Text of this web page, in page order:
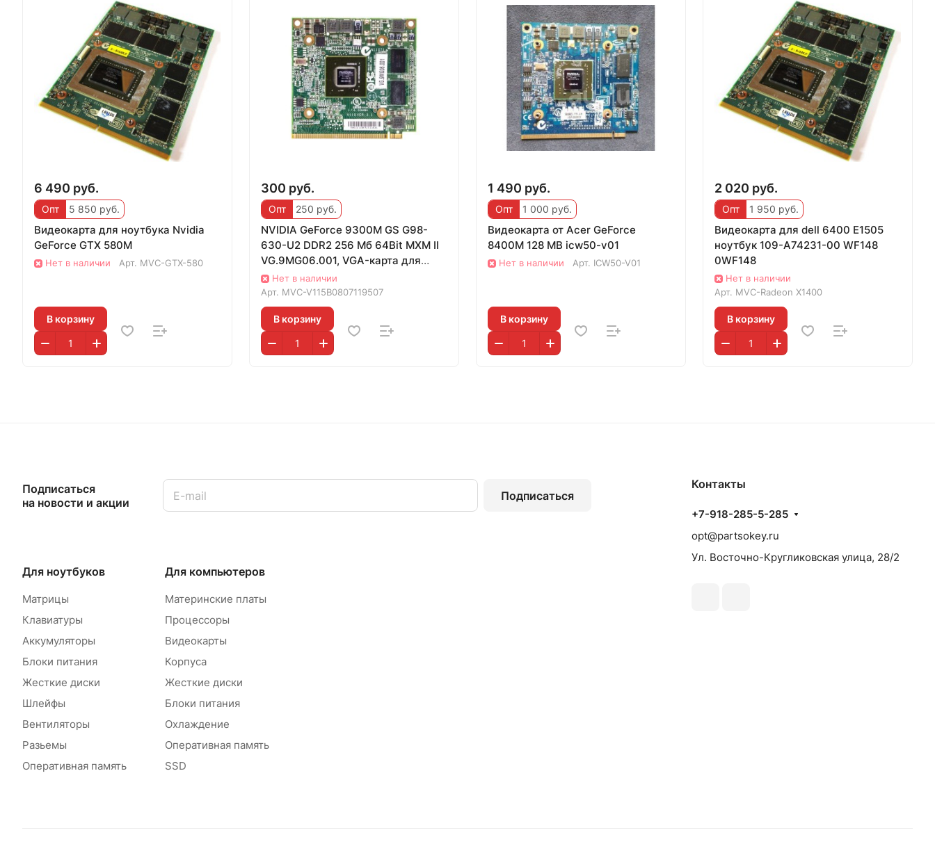
6 490 руб.
Опт 5 850 руб.
Видеокарта для ноутбука Nvidia
GeForce GTX 580M
Нет в наличии Арт. MVC-GTX-580
В корзину
300 руб.
Опт 250 руб.
NVIDIA GeForce 9300M GS G98-
630-U2 DDR2 256 Мб 64Bit MXM II
VG.9MG06.001, VGA-карта для
ноутбука Ace
Нет в наличии
Арт. MVC-V115B0807119507
В корзину
1 490 руб.
Опт 1 000 руб.
Видеокарта от Acer GeForce
8400M 128 MB icw50-v01
Нет в наличии Арт. ICW50-V01
В корзину
2 020 руб.
Опт 1 950 руб.
Видеокарта для dell 6400 E1505
ноутбук 109-A74231-00 WF148
0WF148
Нет в наличии
Арт. MVC-Radeon X1400
В корзину
Подписаться
на новости и акции
Подписаться
Для ноутбуков
Матрицы
Клавиатуры
Аккумуляторы
Блоки питания
Жесткие диски
Шлейфы
Вентиляторы
Разьемы
Оперативная память
Для компьютеров
Материнские платы
Процессоры
Видеокарты
Корпуса
Жесткие диски
Блоки питания
Охлаждение
Оперативная память
SSD
Контакты
+7-918-285-5-285
opt@partsokey.ru
Ул. Восточно-Кругликовская улица, 28/2